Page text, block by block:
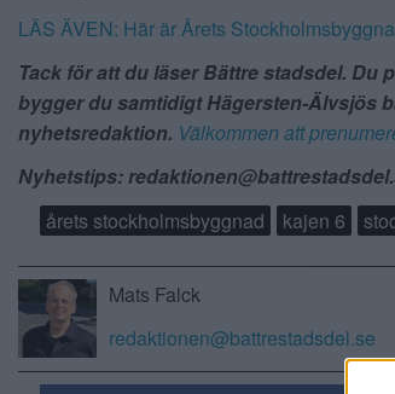
LÄS ÄVEN: Här är Årets
Tack för att du läser Bättre stadsdel. Du
bygger du samtidigt Hägersten-Älvsjös
nyhetsredaktion. Välkommen att
Nyhetstips:
årets stockholmsbyggnad
kajen 6
Mats Falck
redaktionen@battrestadsdel.se